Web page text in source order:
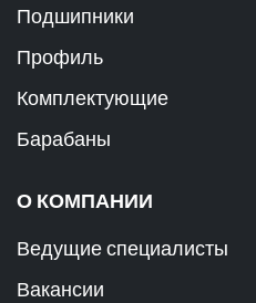
Подшипники
Профиль
Комплектующие
Барабаны
О КОМПАНИИ
Ведущие специалисты
Вакансии